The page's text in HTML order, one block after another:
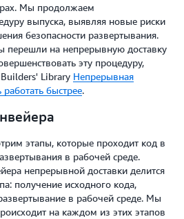
Мы продолжаем
выпуска, выявляя новые риски
безопасности развертывания.
перешли на непрерывную доставку
эту процедуру,
Builders' Library Непрерывная
быстрее.
этапы, которые проходит код в
в рабочей среде.
непрерывной доставки делится
получение исходного кода,
в рабочей среде. Мы
на каждом из этих этапов